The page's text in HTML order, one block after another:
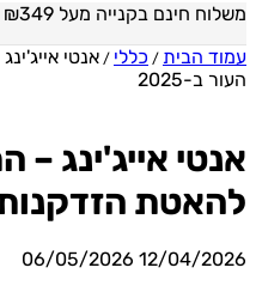
משלוח חינם בקנייה מעל ₪349
עמוד הבית / כללי / אנטי
העור ב-2025
אנטי אייג'ינג
להאטת הזדקנות
12/04/2026
06/05/2026